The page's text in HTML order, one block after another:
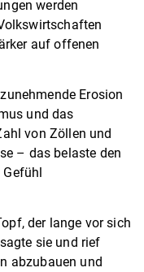
werden
auf offenen
Erosion
und das
von Zöllen und
– das belaste den
der lange vor sich
sie und rief
abzubauen und